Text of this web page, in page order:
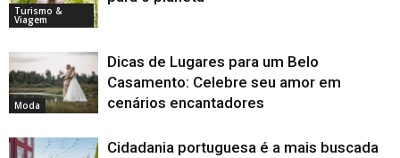
Turismo &
Viagem
Moda
Dicas de Lugares para um Belo
Casamento: Celebre seu amor em
cenários encantadores
Cidadania portuguesa é a mais buscada